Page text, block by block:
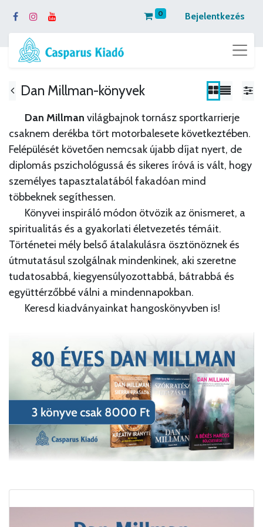
0 Bejelentkezés
Dan Millman-könyvek
​Dan Millman világbajnok tornász sportkarrierje
csaknem derékba tört motorbalesete következtében.
Felépülését követően nemcsak újabb díjat nyert, de
diplomás pszichológussá és sikeres íróvá is vált, hogy
személyes tapasztalatából fakadóan mind
többeknek segíthessen.
​Könyvei inspiráló módon ötvözik az önismeret, a
spiritualitás és a gyakorlati életvezetés témáit.
Történetei mély belső átalakulásra ösztönöznek és
útmutatásul szolgálnak mindenkinek, aki szeretne
tudatosabbá, kiegyensúlyozottabbá, bátrabbá és
együttérzőbbé válni a mindennapokban.
​Keresd kiadványainkat hangoskönyvben is!